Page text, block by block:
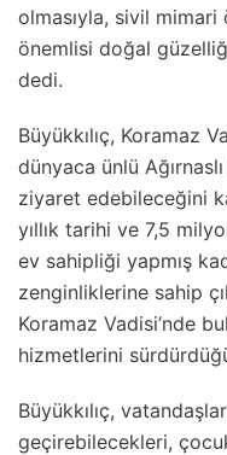
olmasıyla, sivil
önemlisi doğal
dedi.
Büyükkılıç, Koramaz
dünyaca ünlü
ziyaret edebileceğini
yıllık tarihi ve 7,5
ev sahipliği yapmış
zenginliklerine sahip
Koramaz Vadisi’nde
hizmetlerini
Büyükkılıç,
geçirebilecekleri,